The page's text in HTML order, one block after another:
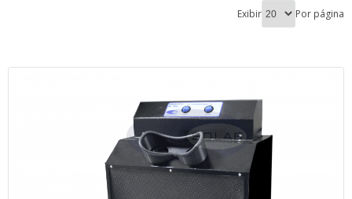
Exibir Por página